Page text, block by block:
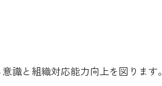
識と組織対応能力向上を図ります。